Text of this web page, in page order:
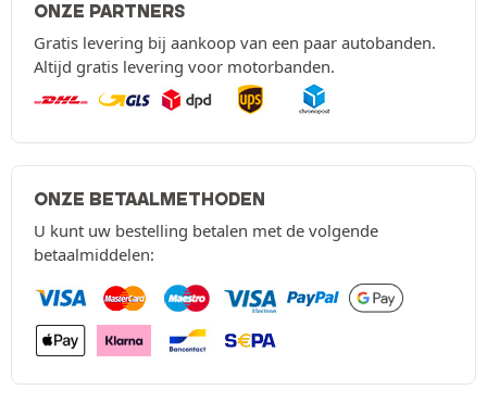
ONZE PARTNERS
Gratis levering bij aankoop van een paar autobanden.
Altijd gratis levering voor motorbanden.
ONZE BETAALMETHODEN
U kunt uw bestelling betalen met de volgende
betaalmiddelen: